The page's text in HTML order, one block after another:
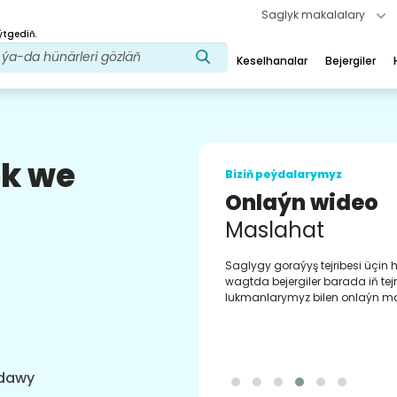
Saglyk makalalary
Keselhanalar Bejergiler
we Biziň peýdalarymyz
Onlaýn wideo
Maslahat
Saglygy goraýyş tejribesi üçin
wagtda bejergiler barada iň
lukmanlarymyz bilen onlaýn